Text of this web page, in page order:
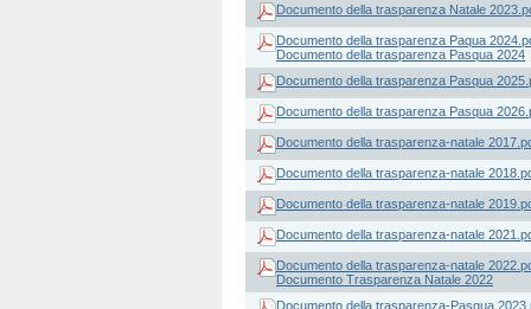
Documento della trasparenza Natale
Documento della trasparenza Paqua
Documento della trasparenza Pasqua 2024
Documento della trasparenza Pasqua
Documento della trasparenza Pasqua
Documento della trasparenza-natale
Documento della trasparenza-natale
Documento della trasparenza-natale
Documento della trasparenza-natale
Documento della trasparenza-natale
Documento Trasparenza Natale 2022
Documento della trasparenza-Pasqua